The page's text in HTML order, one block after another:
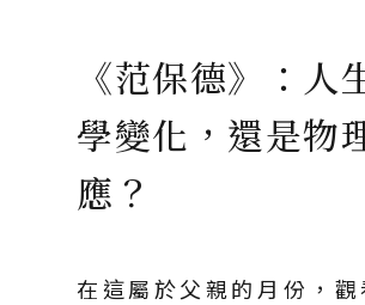
《范保德》：人
學變化，還是物
應？
在這屬於父親的月份，